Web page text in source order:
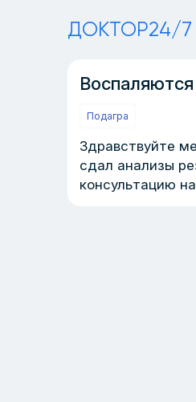
ДОКТОР24/7
Подагра
Здравствуйте
сдал анализы
консультацию